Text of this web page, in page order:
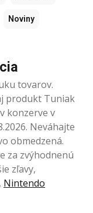
Noviny
tovarov.
produkt Tuniak
konzerve v
Neváhajte
obmedzená.
za zvýhodnenú
zľavy,
, Nintendo